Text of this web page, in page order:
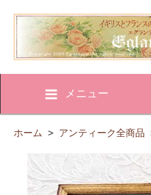
メニュー
ホーム > アンティーク全商品